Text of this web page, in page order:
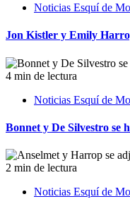
Noticias Esquí de
Jon Kistler y Emily
4 min de lectura
Noticias Esquí de
Bonnet y De Silvestro se
2 min de lectura
Noticias Esquí de